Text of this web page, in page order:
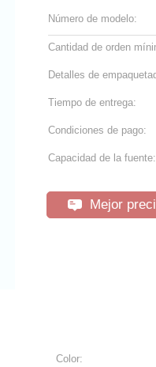
Número de modelo:
Cantidad de orden
Detalles de
Tiempo de entrega:
Condiciones de pago:
Capacidad de la fuente:
Mejor
Color: